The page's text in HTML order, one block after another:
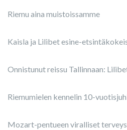
Riemu aina muistoissamme
Kaisla ja Lilibet esine-
Onnistunut reissu Tallinnaan:
Riemumielen kennelin 10-
Mozart-pentueen viralliset